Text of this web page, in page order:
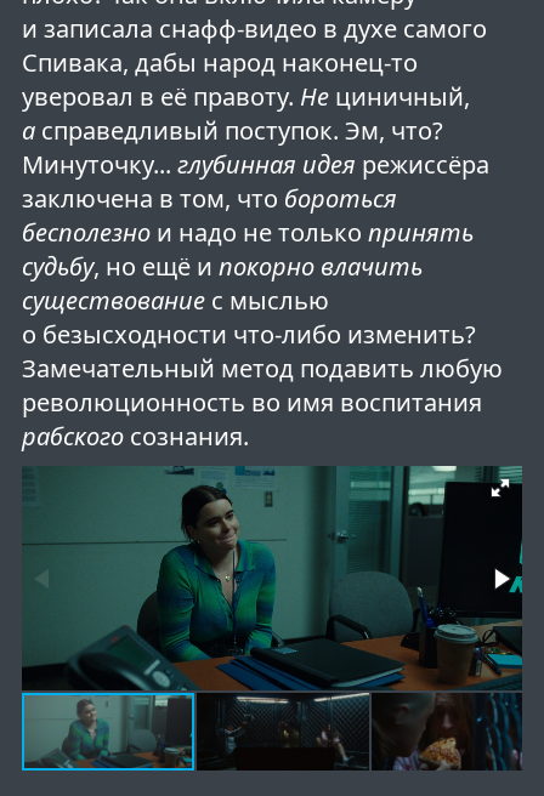
и записала снафф-видео в духе самого
Спивака, дабы народ наконец-то
уверовал в её правоту. Нециничный,
асправедливый поступок. Эм, что?
Минуточку... глубинная идея режиссёра
заключена в том, что бороться
бесполезнои надо не только принять
судьбу, но ещё и покорно влачить
существованиес мыслью
о безысходности что-либо изменить?
Замечательный метод подавить любую
революционность во имя воспитания
рабскогосознания.